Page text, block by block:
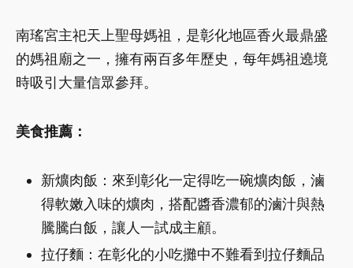
南瑤宮主祀天上聖母媽祖，是彰化地區香火最鼎盛
的媽祖廟之一，擁有兩百多年歷史，每年媽祖遶境
時吸引大量信眾參拜。
美食推薦：
新爌肉飯：來到彰化一定得吃一碗爌肉飯，滷
得軟嫩入味的爌肉，搭配醬香濃郁的滷汁與熱
騰騰白飯，讓人一試成主顧。
拉仔麵：在彰化的小吃攤中不難看到拉仔麵品